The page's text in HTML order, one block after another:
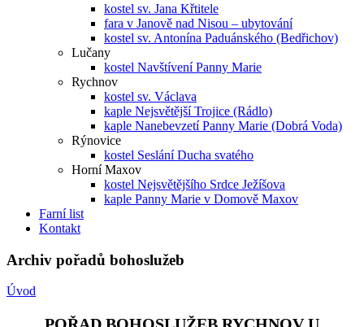
kostel sv. Jana Křtitele
fara v Janově nad Nisou – ubytování
kostel sv. Antonína Paduánského (Bedřichov)
Lučany
kostel Navštívení Panny Marie
Rychnov
kostel sv. Václava
kaple Nejsvětější Trojice (Rádlo)
kaple Nanebevzetí Panny Marie (Dobrá Voda)
Rýnovice
kostel Seslání Ducha svatého
Horní Maxov
kostel Nejsvětějšího Srdce Ježíšova
kaple Panny Marie v Domově Maxov
Farní list
Kontakt
Archiv pořadů bohoslužeb
Úvod